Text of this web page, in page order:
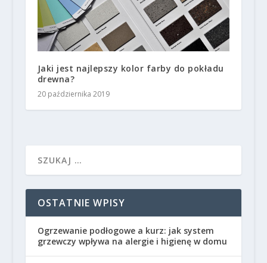
Jaki jest najlepszy kolor farby do pokładu
drewna?
20 października 2019
OSTATNIE WPISY
Ogrzewanie podłogowe a kurz: jak system
grzewczy wpływa na alergie i higienę w domu